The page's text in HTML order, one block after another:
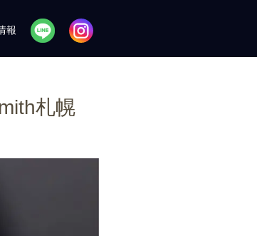
報
札幌